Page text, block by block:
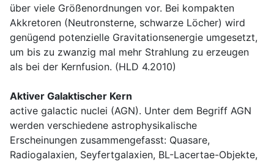
über viele Größenordnungen vor. Bei kompakten
Akkretoren (Neutronsterne, schwarze Löcher) wird
genügend potenzielle Gravitationsenergie umgesetzt,
um bis zu zwanzig mal mehr Strahlung zu erzeugen
als bei der Kernfusion. (HLD 4.2010)
Aktiver Galaktischer Kern
active galactic nuclei (AGN). Unter dem Begriff AGN
werden verschiedene astrophysikalische
Erscheinungen zusammengefasst: Quasare,
Radiogalaxien, Seyfertgalaxien, BL-Lacertae-Objekte,